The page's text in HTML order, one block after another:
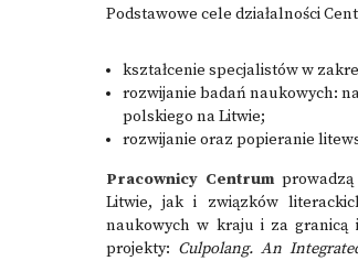
Podstawowe cele działalności
kształcenie specjalistów w
rozwijanie badań naukowych:
polskiego na Litwie;
rozwijanie oraz popieranie
Pracownicy Centrum
Litwie, jak i związków
naukowych w kraju i za granicą
projekty: Culpolang. An